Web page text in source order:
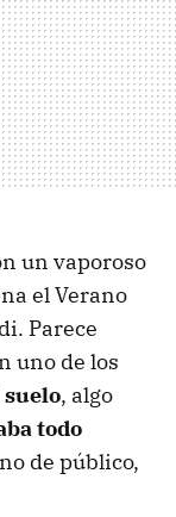
un vaporoso
el Verano
Parece
uno de los
suelo, algo
todo
de público,